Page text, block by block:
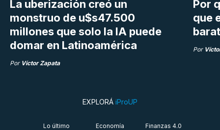
La uberización creó un
monstruo de u$s47.500
millones que solo la IA puede
domar en Latinoamérica
Por Víctor Zapata
Por
que
Por
EXPLORÁ iProUP
Lo último
Economía
Finanzas 4.0